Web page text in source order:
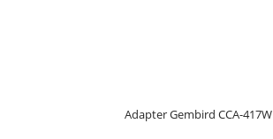
Adapter Gembird CCA-417W